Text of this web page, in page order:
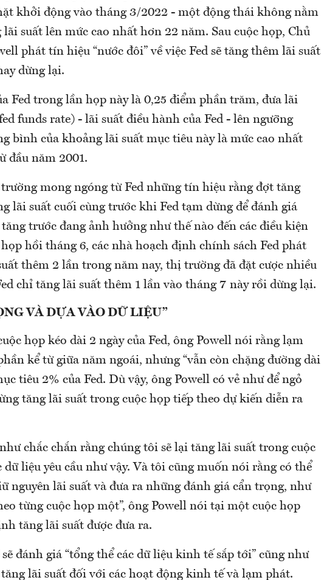
khởi động vào tháng 3/2022 - một động thái không nằm
lãi suất lên mức cao nhất hơn 22 năm. Sau cuộc họp, Chủ
phát tín hiệu “nước đôi” về việc Fed sẽ tăng thêm lãi suất
dừng lại.
Fed trong lần họp này là 0,25 điểm phần trăm, đưa lãi
funds rate) - lãi suất điều hành của Fed - lên ngưỡng
bình của khoảng lãi suất mục tiêu này là mức cao nhất
đầu năm 2001.
mong ngóng từ Fed những tín hiệu rằng đợt tăng
lãi suất cuối cùng trước khi Fed tạm dừng để đánh giá
trước đang ảnh hưởng như thế nào đến các điều kiện
hồi tháng 6, các nhà hoạch định chính sách Fed phát
thêm 2 lần trong năm nay, thị trường đã đặt cược nhiều
chỉ tăng lãi suất thêm 1 lần vào tháng 7 này rồi dừng lại.
VÀ DỰA VÀO DỮ LIỆU”
họp kéo dài 2 ngày của Fed, ông Powell nói rằng lạm
kể từ giữa năm ngoái, nhưng “vẫn còn chặng đường dài
tiêu 2% của Fed. Dù vậy, ông Powell có vẻ như để ngỏ
tăng lãi suất trong cuộc họp tiếp theo dự kiến diễn ra
chắc chắn rằng chúng tôi sẽ lại tăng lãi suất trong cuộc
dữ liệu yêu cầu như vậy. Và tôi cũng muốn nói rằng có thể
nguyên lãi suất và đưa ra những đánh giá cẩn trọng, như
từng cuộc họp một”, ông Powell nói tại một cuộc họp
tăng lãi suất được đưa ra.
đánh giá “tổng thể các dữ liệu kinh tế sắp tới” cũng như
lãi suất đối với các hoạt động kinh tế và lạm phát.